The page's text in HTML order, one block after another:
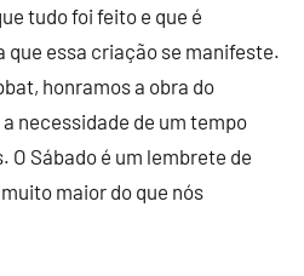
tudo foi feito e que é
que essa criação se manifeste.
honramos a obra do
necessidade de um tempo
O Sábado é um lembrete de
maior do que nós